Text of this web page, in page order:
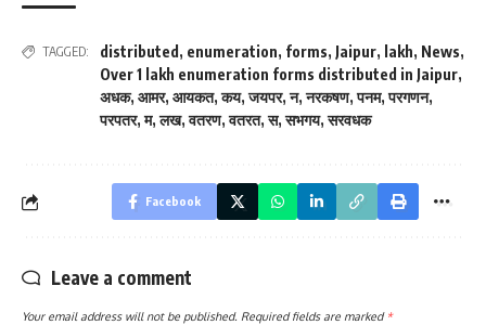
TAGGED: distributed , enumeration, forms, Jaipur, lakh, News,
Over 1 lakh enumeration forms distributed in Jaipur,
अधक, आमर, आयकत,कय,जयपर,न,नरकषण,पनम,परगणन,
परपतर,म,लख,वतरण,वतरत,स,सभगय,सरवधक
Facebook
Leave a comment
Your email address will not be published. Required fields are marked *